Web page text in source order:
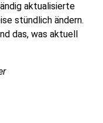
aktualisierte
stündlich ändern.
das, was aktuell